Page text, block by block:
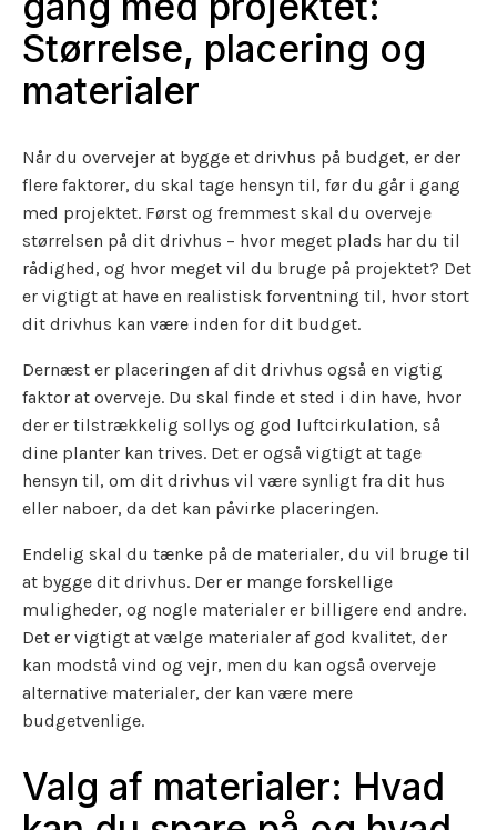
Størrelse, placering og
materialer
Når du overvejer at bygge et drivhus på budget, er der
flere faktorer, du skal tage hensyn til, før du går i gang
med projektet. Først og fremmest skal du overveje
størrelsen på dit drivhus – hvor meget plads har du til
rådighed, og hvor meget vil du bruge på projektet? Det
er vigtigt at have en realistisk forventning til, hvor stort
dit drivhus kan være inden for dit budget.
Dernæst er placeringen af dit drivhus også en vigtig
faktor at overveje. Du skal finde et sted i din have, hvor
der er tilstrækkelig sollys og god luftcirkulation, så
dine planter kan trives. Det er også vigtigt at tage
hensyn til, om dit drivhus vil være synligt fra dit hus
eller naboer, da det kan påvirke placeringen.
Endelig skal du tænke på de materialer, du vil bruge til
at bygge dit drivhus. Der er mange forskellige
muligheder, og nogle materialer er billigere end andre.
Det er vigtigt at vælge materialer af god kvalitet, der
kan modstå vind og vejr, men du kan også overveje
alternative materialer, der kan være mere
budgetvenlige.
Valg af materialer: Hvad